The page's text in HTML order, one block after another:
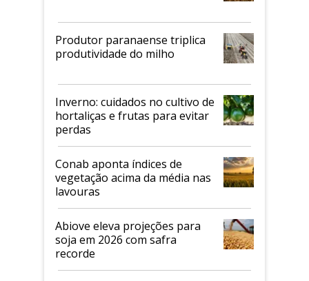
Produtor paranaense triplica
produtividade do milho
Inverno: cuidados no cultivo de
hortaliças e frutas para evitar
perdas
Conab aponta índices de
vegetação acima da média nas
lavouras
Abiove eleva projeções para
soja em 2026 com safra
recorde